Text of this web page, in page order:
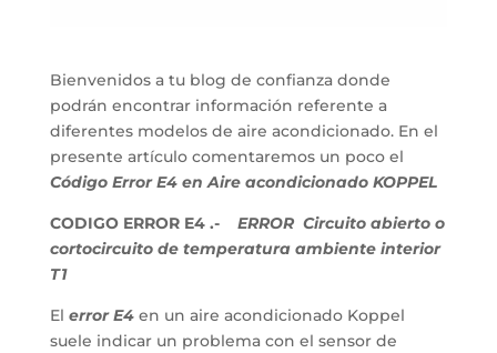
Bienvenidos a tu blog de confianza donde
podrán encontrar información referente a
diferentes modelos de aire acondicionado. En el
presente artículo comentaremos un poco el
Código Error E4 en Aire acondicionado KOPPEL
CODIGO ERROR E4 .-
ERROR Circuito abierto o
cortocircuito de temperatura ambiente interior
T1
El error E4en un aire acondicionado Koppel
suele indicar un problema con el sensor de